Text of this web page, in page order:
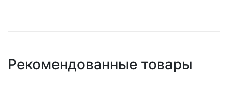
Рекомендованные товары